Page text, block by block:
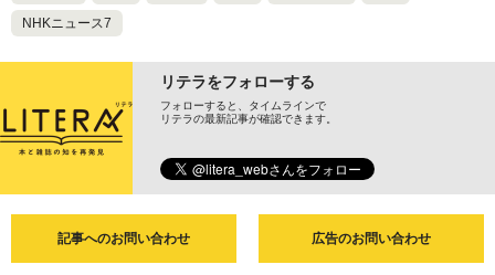
NHKニュース7
リテラをフォローする
フォローすると、タイムラインで
リテラの最新記事が確認できます。
記事へのお問い合わせ 広告のお問い合わせ